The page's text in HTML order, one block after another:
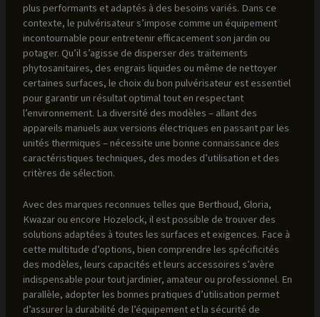
plus performants et adaptés à des besoins variés. Dans ce
contexte, le pulvérisateur s’impose comme un équipement
incontournable pour entretenir efficacement son jardin ou
potager. Qu’il s’agisse de disperser des traitements
phytosanitaires, des engrais liquides ou même de nettoyer
certaines surfaces, le choix du bon pulvérisateur est essentiel
pour garantir un résultat optimal tout en respectant
l’environnement. La diversité des modèles – allant des
appareils manuels aux versions électriques en passant par les
unités thermiques – nécessite une bonne connaissance des
caractéristiques techniques, des modes d’utilisation et des
critères de sélection.
Avec des marques reconnues telles que Berthoud, Gloria,
Kwazar ou encore Hozelock, il est possible de trouver des
solutions adaptées à toutes les surfaces et exigences. Face à
cette multitude d’options, bien comprendre les spécificités
des modèles, leurs capacités et leurs accessoires s’avère
indispensable pour tout jardinier, amateur ou professionnel. En
parallèle, adopter les bonnes pratiques d’utilisation permet
d’assurer la durabilité de l’équipement et la sécurité de